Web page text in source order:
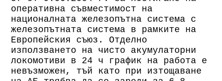
оперативна съвместимост на
националната железопътна система с
железопътната система в рамките на
Европейския съюз. Отделно
използването на чисто акумулаторни
локомотиви в 24 ч график на работа е
невъзможен, тъй като при изтощаване